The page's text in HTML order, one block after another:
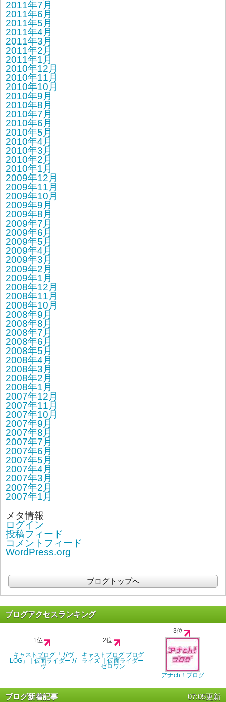
2011年7月
2011年6月
2011年5月
2011年4月
2011年3月
2011年2月
2011年1月
2010年12月
2010年11月
2010年10月
2010年9月
2010年8月
2010年7月
2010年6月
2010年5月
2010年4月
2010年3月
2010年2月
2010年1月
2009年12月
2009年11月
2009年10月
2009年9月
2009年8月
2009年7月
2009年6月
2009年5月
2009年4月
2009年3月
2009年2月
2009年1月
2008年12月
2008年11月
2008年10月
2008年9月
2008年8月
2008年7月
2008年6月
2008年5月
2008年4月
2008年3月
2008年2月
2008年1月
2007年12月
2007年11月
2007年10月
2007年9月
2007年8月
2007年7月
2007年6月
2007年5月
2007年4月
2007年3月
2007年2月
2007年1月
メタ情報
ログイン
投稿フィード
コメントフィード
WordPress.org
ブログトップへ
ブログアクセスランキング
1位
キャストブログ「ガヴ
LOG」｜仮面ライダーガ
ヴ
2位
キャストブログ ブログ
ライズ ｜仮面ライダー
ゼロワン
3位
アナch！ブログ
ブログ新着記事 07:05更新